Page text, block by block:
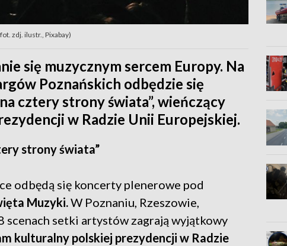
zdj. ilustr., Pixabay)
się muzycznym sercem Europy. Na
Poznańskich odbędzie się
cztery strony świata”, wieńczący
w Radzie Unii Europejskiej.
strony świata”
odbędą się koncerty plenerowe pod
Muzyki.W Poznaniu, Rzeszowie,
scenach setki artystów zagrają wyjątkowy
kulturalny polskiej prezydencji w Radzie